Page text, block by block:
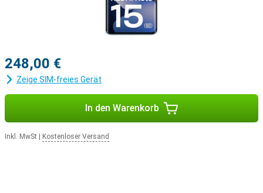
248,00 €
Zeige SIM-freies Gerät
In den Warenkorb
Inkl. MwSt Kostenloser Versand